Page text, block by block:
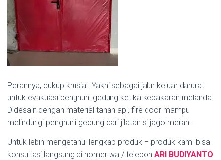
Perannya, cukup krusial. Yakni sebagai jalur keluar darurat
untuk evakuasi penghuni gedung ketika kebakaran melanda.
Didesain dengan material tahan api, fire door mampu
melindungi penghuni gedung dari jilatan si jago merah.
Untuk lebih mengetahui lengkap produk – produk kami bisa
konsultasi langsung di nomer wa / telepon ARI BUDIYANTO